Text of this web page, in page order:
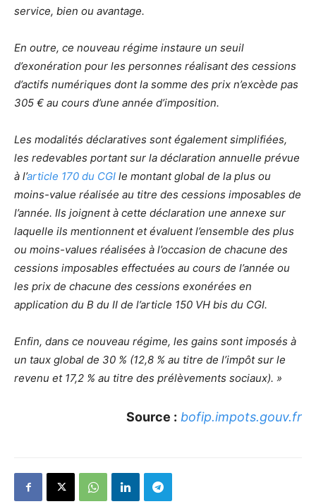
service, bien ou avantage.
En outre, ce nouveau régime instaure un seuil
d’exonération pour les personnes réalisant des cessions
d’actifs numériques dont la somme des prix n’excède pas
305 € au cours d’une année d’imposition.
Les modalités déclaratives sont également simplifiées,
les redevables portant sur la déclaration annuelle prévue
à l’article 170 du CGI le montant global de la plus ou
moins-value réalisée au titre des cessions imposables de
l’année. Ils joignent à cette déclaration une annexe sur
laquelle ils mentionnent et évaluent l’ensemble des plus
ou moins-values réalisées à l’occasion de chacune des
cessions imposables effectuées au cours de l’année ou
les prix de chacune des cessions exonérées en
application du B du II de l’article 150 VH bis du CGI.
Enfin, dans ce nouveau régime, les gains sont imposés à
un taux global de 30 % (12,8 % au titre de l’impôt sur le
revenu et 17,2 % au titre des prélèvements sociaux). »
Source : bofip.impots.gouv.fr